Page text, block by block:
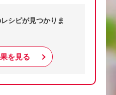
シピが見つかりま
を見る